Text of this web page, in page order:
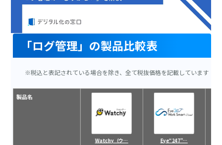
「ログ管理」の製品比較表
※税込と表記されている場合を除き、全て税抜価格を記載しています
製品名
Watchy（ウ… Eye“247”…